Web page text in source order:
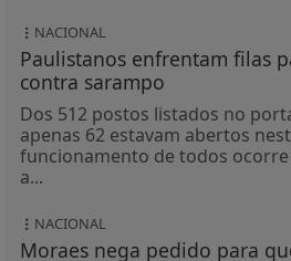
NACIONAL
Paulistanos enfrentam filas
contra sarampo
Dos 512 postos listados no
apenas 62 estavam abertos
funcionamento de todos
a...
NACIONAL
Moraes nega pedido para